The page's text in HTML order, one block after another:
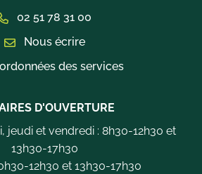
02 51 78 31 00
Nous écrire
des services
D'OUVERTURE
jeudi et vendredi : 8h30-12h30 et
13h30-17h30
12h30 et 13h30-17h30